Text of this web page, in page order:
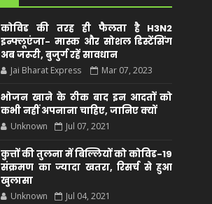
कोविड की तरह ही फैलता है H3N2
इन्फ्लूएंजा- मास्क और सोशल डिस्टेंसिंग
अब जरूरी, बुजुर्ग रहें सावधान
Jai Bharat Express Mar 07, 2023
भोजन खाने के ठीक बाद इन आदतों को
कभी नहीं अपनाना चाहिए, जानिए क्यों
Unknown Jul 07, 2021
कुत्तों की तुलना में बिल्लियों को कोविड-19
संक्रमण का ज्यादा खतरा, रिसर्च से हुआ
खुलासा
Unknown Jul 04, 2021